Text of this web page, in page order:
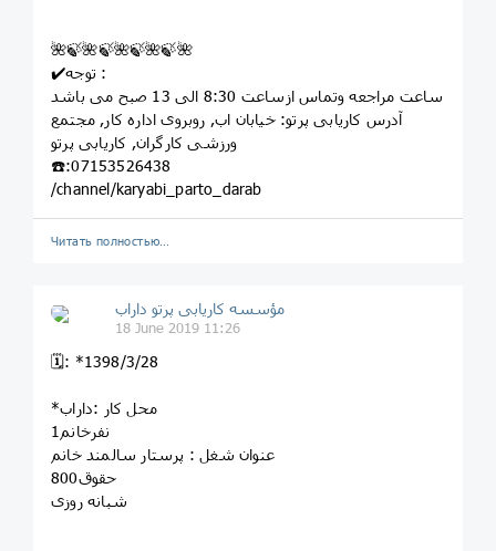
🌺🍃🌺🍃🌺🍃🌺🍃🌺
✔️توجه :
ساعت مراجعه وتماس ازساعت 8:30 الی 13 صبح می باشد
آدرس کاریابی پرتو: خيابان اب, روبروى اداره کار, مجتمع
ورزشى کارگران, کاريابى پرتو
☎️:07153526438
/channel/karyabi_parto_darab
Читать полностью…
مؤسسه کاريابى پرتو داراب
18 June 2019 11:26
🗓: *1398/3/28
*محل کار :داراب
1نفرخانم
عنوان شغل : پرستار سالمند خانم
حقوق800
شبانه روزی